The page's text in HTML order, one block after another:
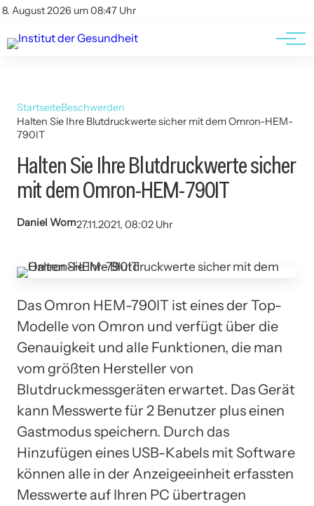
8. August 2026 um 08:47 Uhr
Kontakt
Kontakt
AGBs
StartseiteBeschwerden
Halten Sie Ihre Blutdruckwerte sicher mit dem Omron-HEM-
790IT
Halten Sie Ihre Blutdruckwerte sicher
mit dem Omron-HEM-790IT
Daniel Wom27.11.2021, 08:02 Uhr
Das Omron HEM-790IT ist eines der Top-
Modelle von Omron und verfügt über die
Genauigkeit und alle Funktionen, die man
vom größten Hersteller von
Blutdruckmessgeräten erwartet. Das Gerät
kann Messwerte für 2 Benutzer plus einen
Gastmodus speichern. Durch das
Hinzufügen eines USB-Kabels mit Software
können alle in der Anzeigeeinheit erfassten
Messwerte auf Ihren PC übertragen